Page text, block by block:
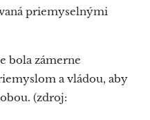
priemyselnými
bola zámerne
a vládou, aby
(zdroj: